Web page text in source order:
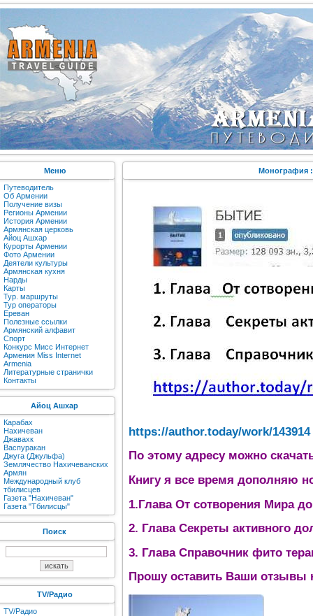
Меню
Путеводитель
Об Армении
Получение визы
Регионы Армении
История Армении
Армянская церковь
Айоц Ашхар
Курорты Армении
Фото Армении
Деятели культуры
Армянская кухня
Нарды
Карты
Тур. маршруты
Тур операторы
Ереван
Полезные ссылки
Армянский алфавит
Спорт
Конкурс Мисс Интернет
Армения Miss Internet
Armenia
Литературные странички
Контакты
Айоц Ашхар
Карабах
Нахичеван
Джавахк
Васпуракан
Джуга (Джульфа)
Землячество Нахичеванских
Армян
Международный клуб
тбилисцев
Газета "Нахичеван"
Газета "Тбилисцы"
Поиск
TV/Радио
TV/Радио
Монография
https://author.today/work/143914
По этому адресу можно
Книгу я все время дополняю
1.Глава От сотворения Мира
2. Глава Секреты активного
3. Глава Справочник фито
Прошу оставить Ваши отзывы